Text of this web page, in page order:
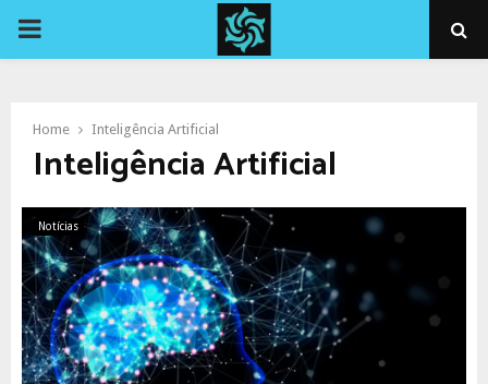
PRIMARY
Home Inteligência Artificial
Inteligência Artificial
Notícias